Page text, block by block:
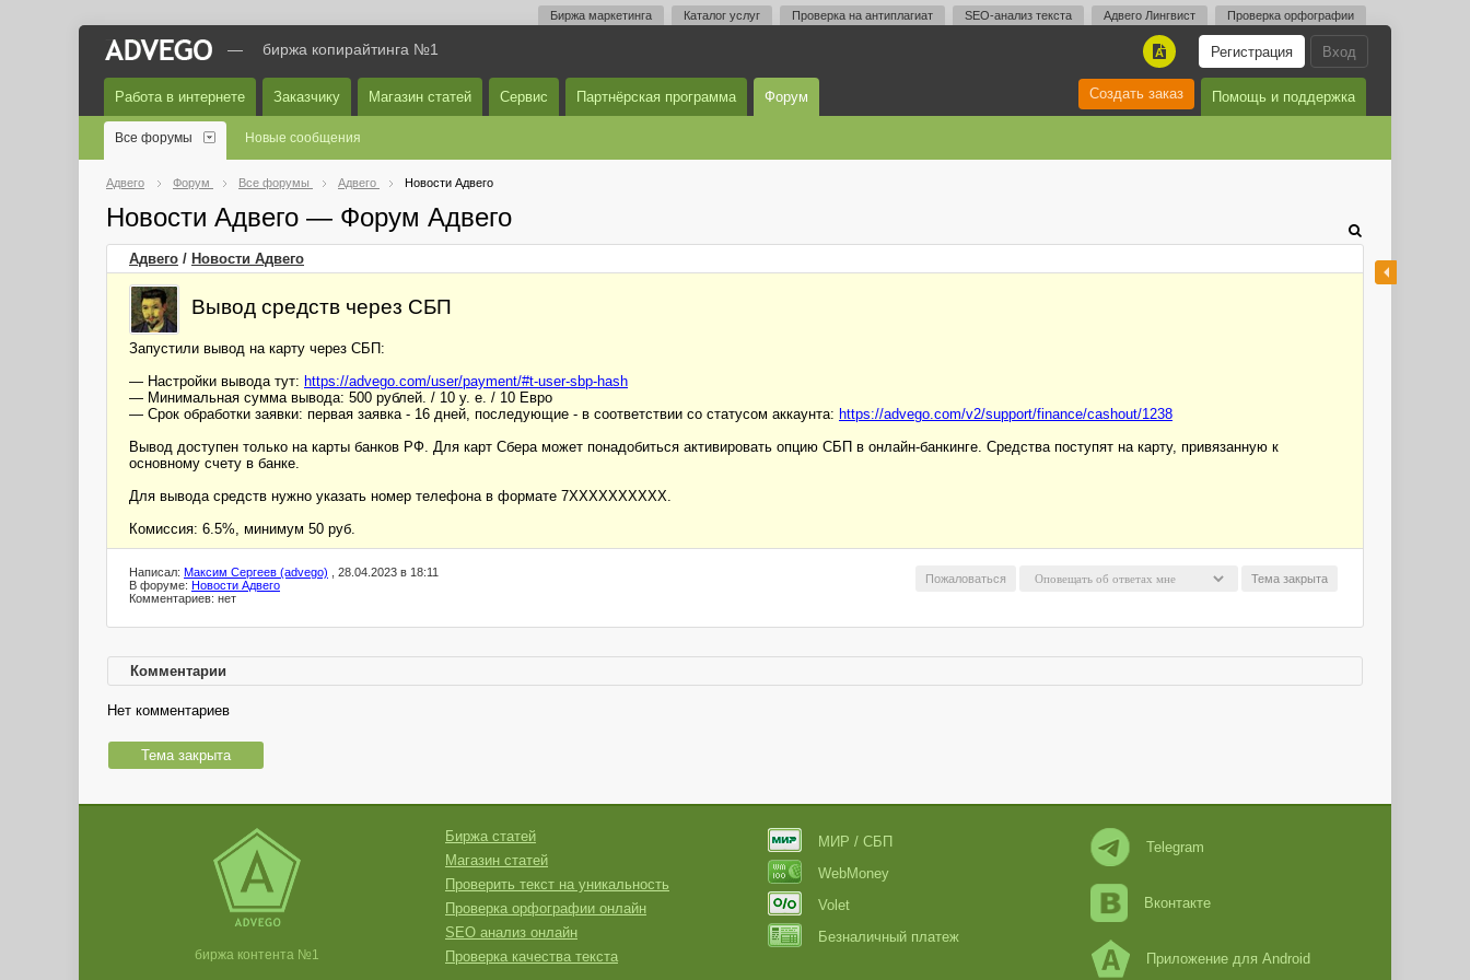
Биржа маркетинга Каталог услуг Проверка на антиплагиат SEO-анализ текста Адвего Лингвист Проверка орфографии
Вход
Регистрация
A
— биржа копирайтинга №1
Работа в интернете Заказчику Магазин статей Сервис Партнёрская программа Форум Помощь и поддержка
Создать заказ
Все форумы Новые сообщения
Адвего Форум Все форумы Адвего Новости Адвего
Новости Адвего — Форум Адвего
Адвего / Новости Адвего
Вывод средств через СБП
Запустили вывод на карту через СБП:
— Настройки вывода тут: https://advego.com/user/payment/#t-user-sbp-hash
— Минимальная сумма вывода: 500 рублей. / 10 у. е. / 10 Евро
— Срок обработки заявки: первая заявка - 16 дней, последующие - в соответствии со статусом аккаунта: https://advego.com/v2/support/finance/cashout/1238
Вывод доступен только на карты банков РФ. Для карт Сбера может понадобиться активировать опцию СБП в онлайн-банкинге. Средства поступят на карту, привязанную к
основному счету в банке.
Для вывода средств нужно указать номер телефона в формате 7XXXXXXXXXX.
Комиссия: 6.5%, минимум 50 руб.
Тема закрыта
Пожаловаться
Написал: Максим Сергеев (advego) , 28.04.2023 в 18:11
В форуме: Новости Адвего
Комментариев: нет
Комментарии
Нет комментариев
Тема закрыта
биржа контента №1
Биржа статей
Магазин статей
Проверить текст на уникальность
Проверка орфографии онлайн
SEO анализ онлайн
Проверка качества текста
МИР / СБП
WebMoney
Volet
Безналичный платеж
Telegram
Вконтакте
Приложение для Android